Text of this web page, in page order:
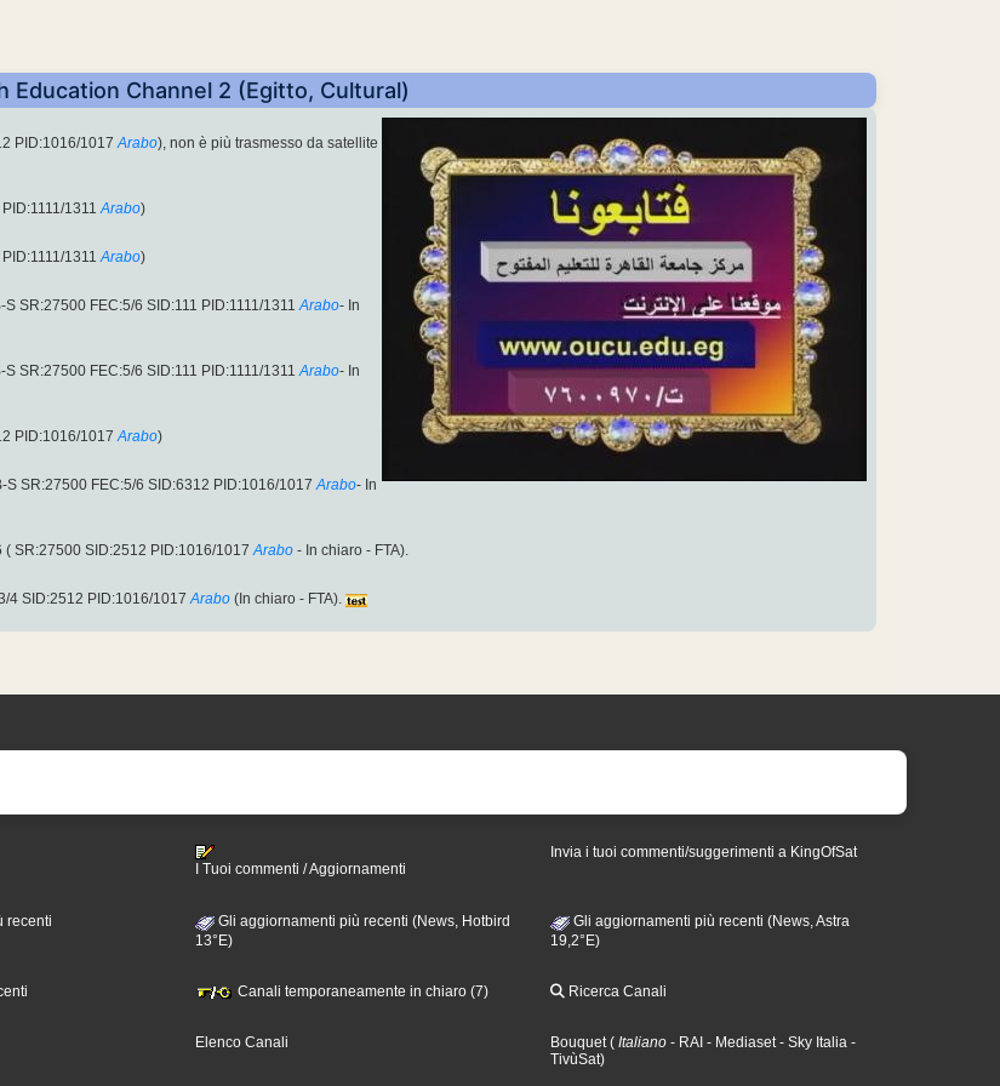
Education Channel 2 (Egitto, Cultural)
PID:1016/1017 Arabo), non è più trasmesso da satellite
1311 Arabo)
1311 Arabo)
SR:27500 FEC:5/6 SID:111 PID:1111/1311 Arabo- In
SR:27500 FEC:5/6 SID:111 PID:1111/1311 Arabo- In
PID:1016/1017 Arabo)
S SR:27500 FEC:5/6 SID:6312 PID:1016/1017 Arabo- In
SR:27500 SID:2512 PID:1016/1017 Arabo - In chiaro - FTA).
4 SID:2512 PID:1016/1017 Arabo (In chiaro - FTA).
I Tuoi commenti / Aggiornamenti
Invia i tuoi commenti/suggerimenti a KingOfSat
recenti
Gli aggiornamenti più recenti (News, Hotbird
13°E)
Gli aggiornamenti più recenti (News, Astra
19,2°E)
Canali temporaneamente in chiaro (7) Ricerca Canali
Elenco Canali Bouquet( Italiano - RAI - Mediaset- Sky Italia -
TivùSat)